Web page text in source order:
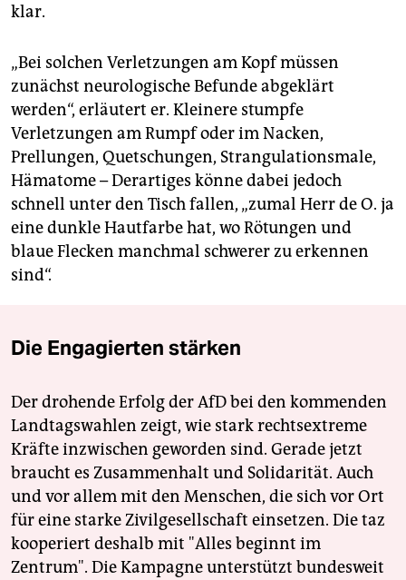
klar.
„Bei solchen Verletzungen am Kopf müssen
zunächst neurologische Befunde abgeklärt
werden“, erläutert er. Kleinere stumpfe
Verletzungen am Rumpf oder im Nacken,
Prellungen, Quetschungen, Strangulationsmale,
Hämatome – Derartiges könne dabei jedoch
schnell unter den Tisch fallen, „zumal Herr de O. ja
eine dunkle Hautfarbe hat, wo Rötungen und
blaue Flecken manchmal schwerer zu erkennen
sind“.
Die Engagierten stärken
Der drohende Erfolg der AfD bei den kommenden
Landtagswahlen zeigt, wie stark rechtsextreme
Kräfte inzwischen geworden sind. Gerade jetzt
braucht es Zusammenhalt und Solidarität. Auch
und vor allem mit den Menschen, die sich vor Ort
für eine starke Zivilgesellschaft einsetzen. Die taz
kooperiert deshalb mit "Alles beginnt im
Zentrum". Die Kampagne unterstützt bundesweit